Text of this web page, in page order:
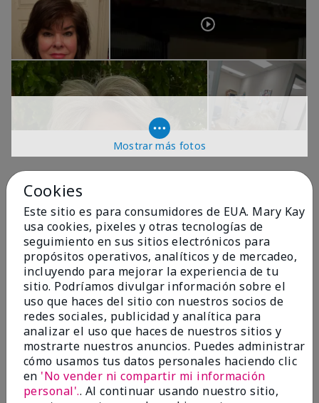
Mostrar más fotos
OPINIONES
4.9
299 Reseñas
Escribir Una Opinión
99%
de los encuestados recomendaría a un amigo.
5 estrellas 287
Cookies
Este sitio es para consumidores de EUA. Mary Kay
usa cookies, pixeles y otras tecnologías de
seguimiento en sus sitios electrónicos para
propósitos operativos, analíticos y de mercadeo,
incluyendo para mejorar la experiencia de tu
sitio. Podríamos divulgar información sobre el
uso que haces del sitio con nuestros socios de
redes sociales, publicidad y analítica para
analizar el uso que haces de nuestros sitios y
mostrarte nuestros anuncios. Puedes administrar
cómo usamos tus datos personales haciendo clic
en 'No vender ni compartir mi información
personal'.. Al continuar usando nuestro sitio,